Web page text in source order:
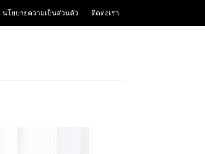
นโยบายความเป็นส่วนตัว ติดต่อเรา